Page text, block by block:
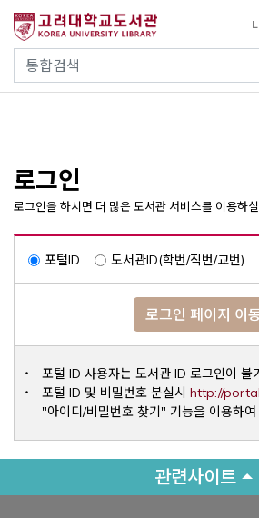
건
통합검색
사이트내 검색
로그인
로그인을 하시면 더 많은 도서관 서비스를 이용하
포털ID 도서관ID(학번/직번/교번)
로그인 페이지 이
포털 ID 사용자는 도서관 ID 로그인이 불
포털 ID 및 비밀번호 분실시 http://
"아이디/비밀번호 찾기" 기능을 이용하
관련사이트